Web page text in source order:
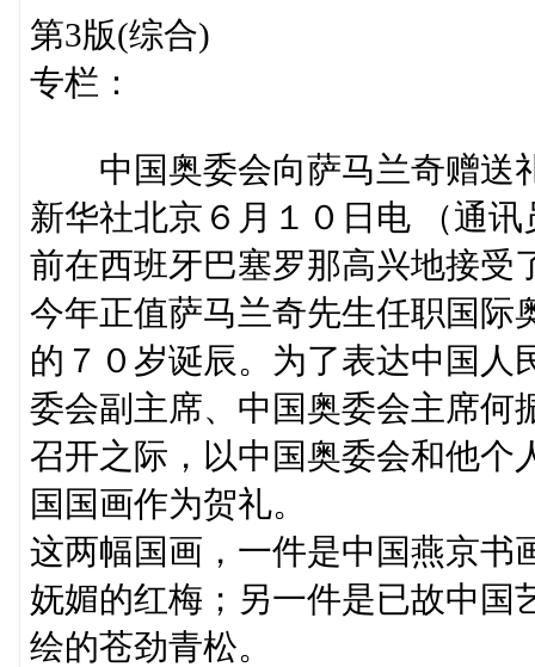
第3版(综合)
专栏：
中国奥委会向萨马兰奇赠送
新华社北京６月１０日电 （通
前在西班牙巴塞罗那高兴地接受
今年正值萨马兰奇先生任职国际
的７０岁诞辰。为了表达中国人
委会副主席、中国奥委会主席何
召开之际，以中国奥委会和他个
国国画作为贺礼。
这两幅国画，一件是中国燕京书
妩媚的红梅；另一件是已故中国
绘的苍劲青松。